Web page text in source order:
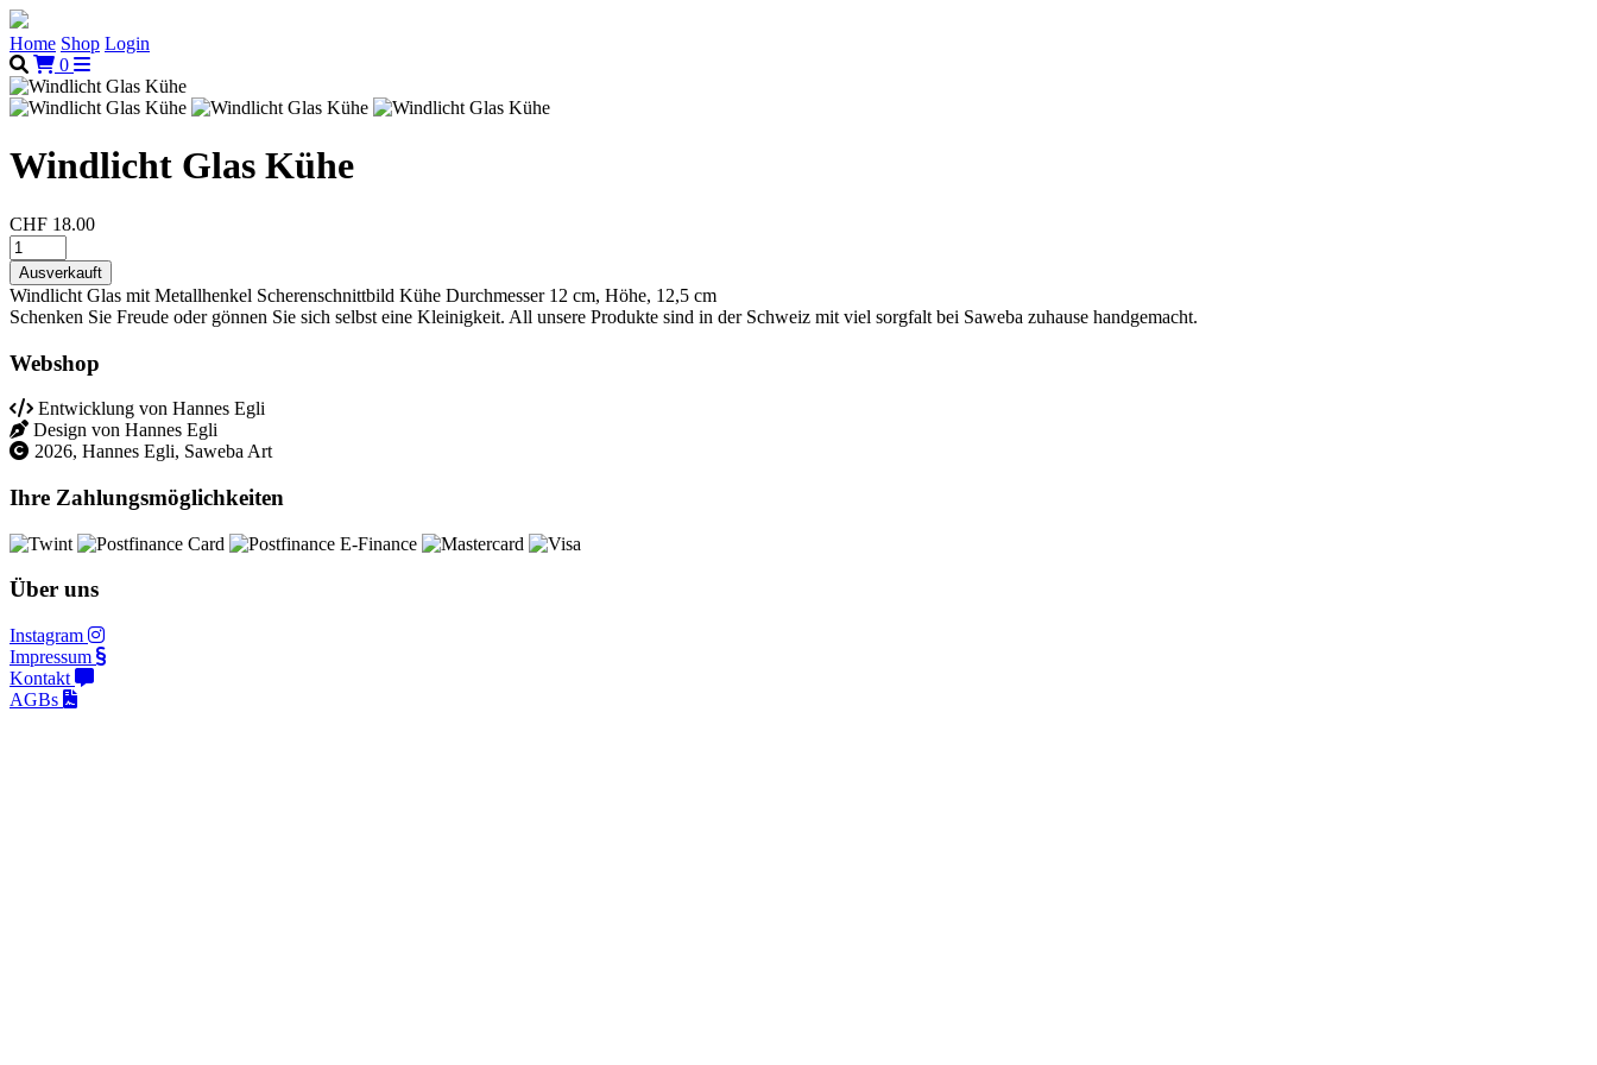
Home Shop Login
0
Windlicht Glas Kühe
CHF 18.00
Windlicht Glas mit Metallhenkel Scherenschnittbild Kühe Durchmesser 12 cm, Höhe, 12,5 cm
Schenken Sie Freude oder gönnen Sie sich selbst eine Kleinigkeit. All unsere Produkte sind in der Schweiz mit viel sorgfalt bei Saweba zuhause handgemacht.
Webshop
Entwicklung von Hannes Egli
Design von Hannes Egli
2026, Hannes Egli, Saweba Art
Ihre Zahlungsmöglichkeiten
Über uns
Instagram
Impressum
Kontakt
AGBs